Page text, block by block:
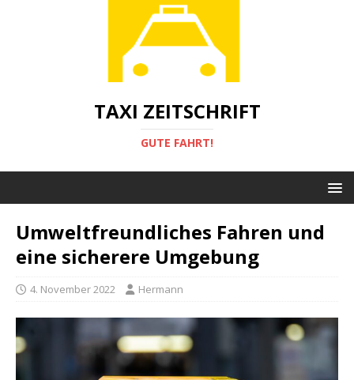
TAXI ZEITSCHRIFT
GUTE FAHRT!
Umweltfreundliches Fahren und
eine sicherere Umgebung
4. November 2022 Hermann